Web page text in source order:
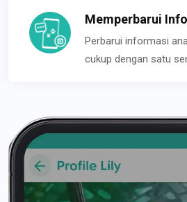
Memperbarui
Perbarui informasi
cukup dengan satu